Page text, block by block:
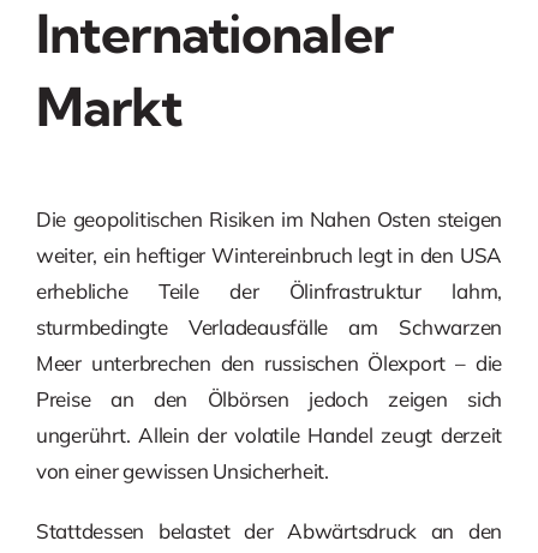
Internationaler
Markt
Die geopolitischen Risiken im Nahen Osten steigen
weiter, ein heftiger Wintereinbruch legt in den USA
erhebliche Teile der Ölinfrastruktur lahm,
sturmbedingte Verladeausfälle am Schwarzen
Meer unterbrechen den russischen Ölexport – die
Preise an den Ölbörsen jedoch zeigen sich
ungerührt. Allein der volatile Handel zeugt derzeit
von einer gewissen Unsicherheit.
Stattdessen belastet der Abwärtsdruck an den